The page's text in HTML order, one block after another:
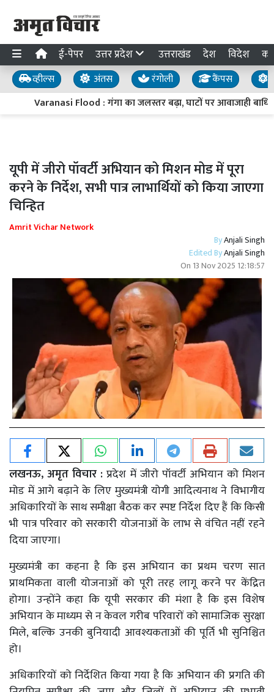
ई-पेपर उत्तर प्रदेश उत्तराखंड देश विदेश
व्हील्स अंतस रंगोली कैंपस
Varanasi Flood : गंगा का जलस्तर बढ़ा, घाटों पर आवाजाही
यूपी में जीरो पॉवर्टी अभियान को मिशन मोड में पूरा
करने के निर्देश, सभी पात्र लाभार्थियों को किया जाएगा
चिन्हित
Amrit Vichar Network
ByAnjali Singh
Edited ByAnjali Singh
On 13 Nov 2025 12:18:57
लखनऊ, अमृत विचार :प्रदेश में जीरो पॉवर्टी अभियान को मिशन
मोड में आगे बढ़ाने के लिए मुख्यमंत्री योगी आदित्यनाथ ने विभागीय
अधिकारियों के साथ समीक्षा बैठक कर स्पष्ट निर्देश दिए हैं कि किसी
भी पात्र परिवार को सरकारी योजनाओं के लाभ से वंचित नहीं रहने
दिया जाएगा।
मुख्यमंत्री का कहना है कि इस अभियान का प्रथम चरण सात
प्राथमिकता वाली योजनाओं को पूरी तरह लागू करने पर केंद्रित
होगा। उन्होंने कहा कि यूपी सरकार की मंशा है कि इस विशेष
अभियान के माध्यम से न केवल गरीब परिवारों को सामाजिक सुरक्षा
मिले, बल्कि उनकी बुनियादी आवश्यकताओं की पूर्ति भी सुनिश्चित
हो।
अधिकारियों को निर्देशित किया गया है कि अभियान की प्रगति की